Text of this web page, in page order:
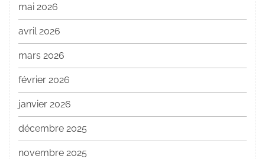
mai 2026
avril 2026
mars 2026
février 2026
janvier 2026
décembre 2025
novembre 2025